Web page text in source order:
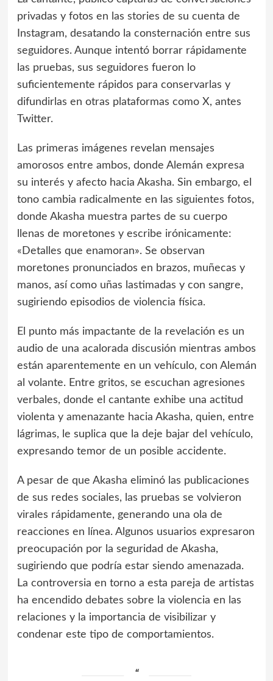
privadas y fotos en las stories de su cuenta de
Instagram, desatando la consternación entre sus
seguidores. Aunque intentó borrar rápidamente
las pruebas, sus seguidores fueron lo
suficientemente rápidos para conservarlas y
difundirlas en otras plataformas como X, antes
Twitter.
Las primeras imágenes revelan mensajes
amorosos entre ambos, donde Alemán expresa
su interés y afecto hacia Akasha. Sin embargo, el
tono cambia radicalmente en las siguientes fotos,
donde Akasha muestra partes de su cuerpo
llenas de moretones y escribe irónicamente:
«Detalles que enamoran». Se observan
moretones pronunciados en brazos, muñecas y
manos, así como uñas lastimadas y con sangre,
sugiriendo episodios de violencia física.
El punto más impactante de la revelación es un
audio de una acalorada discusión mientras ambos
están aparentemente en un vehículo, con Alemán
al volante. Entre gritos, se escuchan agresiones
verbales, donde el cantante exhibe una actitud
violenta y amenazante hacia Akasha, quien, entre
lágrimas, le suplica que la deje bajar del vehículo,
expresando temor de un posible accidente.
A pesar de que Akasha eliminó las publicaciones
de sus redes sociales, las pruebas se volvieron
virales rápidamente, generando una ola de
reacciones en línea. Algunos usuarios expresaron
preocupación por la seguridad de Akasha,
sugiriendo que podría estar siendo amenazada.
La controversia en torno a esta pareja de artistas
ha encendido debates sobre la violencia en las
relaciones y la importancia de visibilizar y
condenar este tipo de comportamientos.